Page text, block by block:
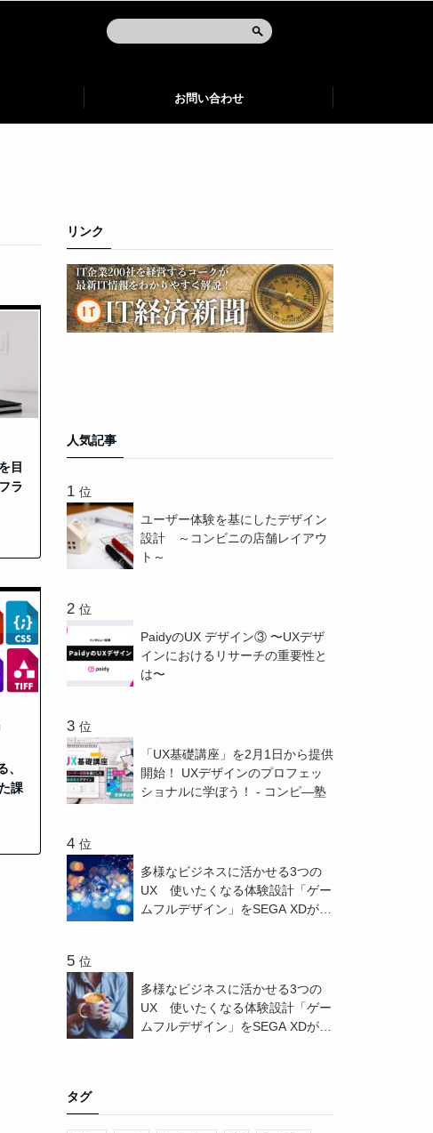
お問い合わせ
目
ラ
、
課
リンク
人気記事
位
ユーザー体験を基にしたデザイン
設計 ～コンビニの店舗レイアウ
ト～
位
PaidyのUX デザイン③ 〜UXデザ
インにおけるリサーチの重要性と
は〜
位
「UX基礎講座」を2月1日から提供
開始！ UXデザインのプロフェッ
ショナルに学ぼう！ - コンピ―塾
位
多様なビジネスに活かせる3つの
UX 使いたくなる体験設計「ゲー
ムフルデザイン」をSEGA XDが解
位
多様なビジネスに活かせる3つの
UX 使いたくなる体験設計「ゲー
ムフルデザイン」をSEGA XDが解
タグ